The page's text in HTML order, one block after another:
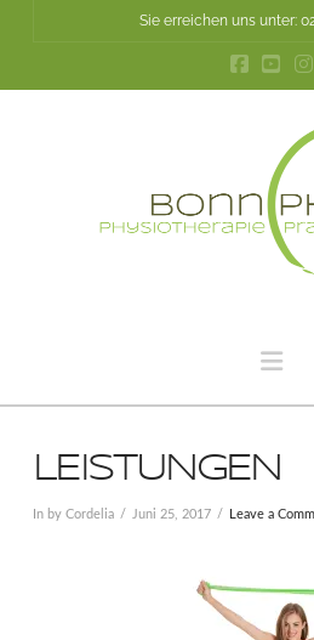
Sie erreichen uns unter:
LEISTUNGEN
In by Cordelia Juni 25, 2017 Leave a